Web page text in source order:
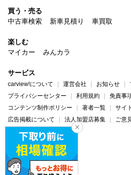
買う・売る
中古車検索
新車見積り 車買取
楽しむ
マイカー
みんカラ
サービス
carview!について 運営会社 お知らせ
プライバシーセンター
利用規約
免責事
コンテンツ制作ポリシー
著者一覧
サイ
広告掲載について
法人加盟店募集
ご意
ヘルプ・お問い合わせ
carview! Yahoo! JAPAN